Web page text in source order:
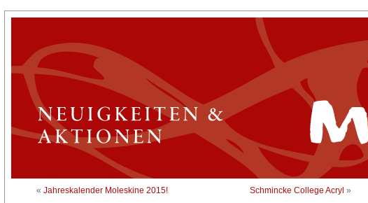
« Jahreskalender Moleskine 2015! Schmincke College Acryl »